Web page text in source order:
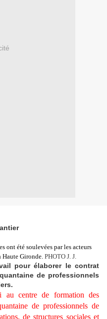
ont été soulevées par les acteurs
Haute Gironde. PHOTO J. J.
pour élaborer le contrat
de professionnels
au centre de formation des
de professionnels de
de structures sociales et